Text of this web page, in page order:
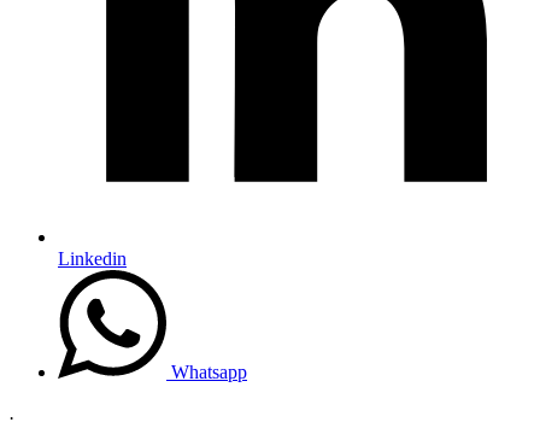
Linkedin
Whatsapp
.